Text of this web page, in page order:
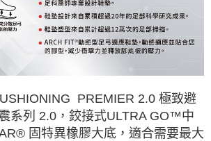
PREMIER 2.0 極致避
系列 2.0，鉸接式ULTRA GO™中
固特異橡膠大底，適合需要最大